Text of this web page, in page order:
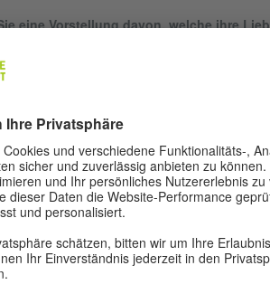
eine Vorstellung davon, welche ihre
wurden. Professor Kraus, der uns bei der
die Sorten für die jeweiligen Weinberge
aber auch rheinischer Riesling, Traminer
hier auch Rotwein?
Winzer sagen über uns, dass wir Wein
anbauen würden, wir aber haben mit
manchmal wenn es in Südmähren friert,
Probleme. Bei Blindverkostungen des
einen Wein aus der Toskana – dies betrifft
ein Spätburgunder mit einem kleineren